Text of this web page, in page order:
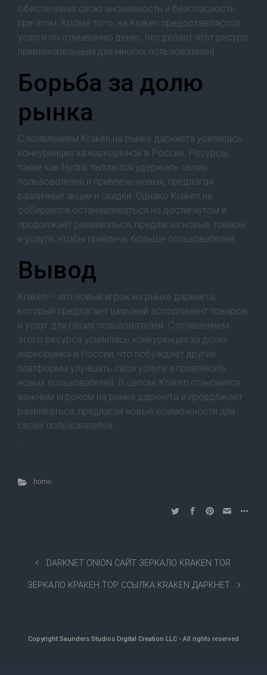
обеспечивая свою анонимность и безопасность
при этом. Кроме того, на Kraken предоставляются
услуги по отмыванию денег, что делает этот ресурс
привлекательным для многих пользователей.
Борьба за долю
рынка
С появлением Kraken на рынке даркнета усилилась
конкуренция за наркорынок в России. Ресурсы,
такие как Hydra, пытаются удержать своих
пользователей и привлечь новых, предлагая
различные акции и скидки. Однако Kraken не
собирается останавливаться на достигнутом и
продолжает развиваться, предлагая новые товары
и услуги, чтобы привлечь больше пользователей.
Вывод
Kraken – это новый игрок на рынке даркнета,
который предлагает широкий ассортимент товаров
и услуг для своих пользователей. С появлением
этого ресурса усилилась конкуренция за долю
наркорынка в России, что побуждает другие
платформы улучшать свои услуги и привлекать
новых пользователей. В целом, Kraken становится
важным игроком на рынке даркнета и продолжает
развиваться, предлагая новые возможности для
своих пользователей.
;
home
DARKNET ONION САЙТ ЗЕРКАЛО KRAKEN TOR
ЗЕРКАЛО КРАКЕН ТОР ССЫЛКА KRAKEN ДАРКНЕТ
Copyright Saunders Studios Digital Creation LLC - All rights reserved